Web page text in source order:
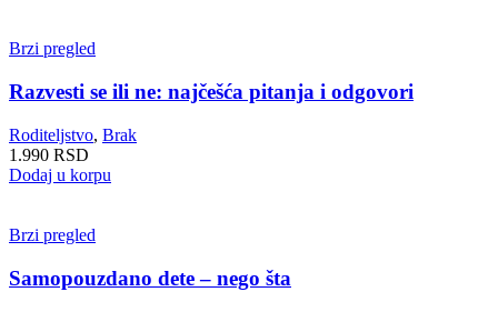
Brzi pregled
Razvesti se ili ne: najčešća pitanja i odgovori
Roditeljstvo, Brak
1.990 RSD
Dodaj u korpu
Brzi pregled
Samopouzdano dete – nego šta